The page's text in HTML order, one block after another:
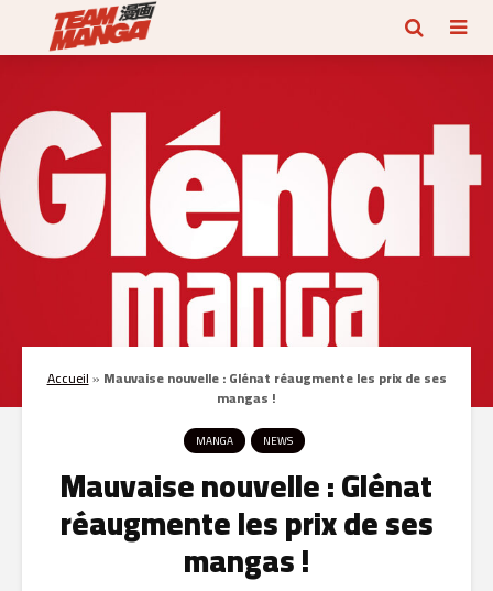
Accueil» Mauvaise nouvelle : Glénat réaugmente les prix de ses
mangas !
MANGA NEWS
Mauvaise nouvelle : Glénat
réaugmente les prix de ses
mangas !